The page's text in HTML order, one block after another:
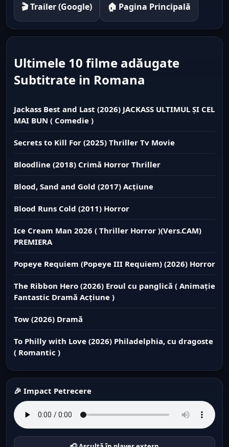
🎬 Trailer (Google) 🏠 Pagina Principală
Ultimele 10 filme adăugate
Subtitrate in Romana
Jackass Best and Last (2026) JACKASS ULTIMUL ȘI CEL
MAI BUN ( Comedie )
Secrets to Kill For (2025) Thriller Tv Movie
Bloodline (2018) Crimă Horror Thriller
Blood, Sand and Gold (2017) Acțiune
Blood Runs Cold (2011) Horror
Ice Cream Man 2026 ( Thriller Horror )(Vers.CAM)
PREMIERA
Popeye Requiem (Popeye III Requiem) (2026) Horror
The Ribbon Hero (2026) Eroul cu panglică ( Animație
Fantastic Dramă Acțiune )
Tow (2026) Dramă
To Philly with Love (2026) Philadelphia, cu dragoste
( Romantic )
🎉 Impact Petrecere